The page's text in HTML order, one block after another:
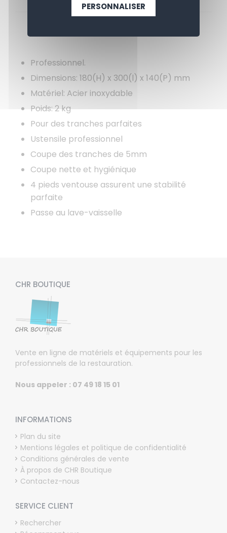
Professionnel.
Dimensions: 180(H) x 300(l) x 140(P) mm
Matériel: Acier inoxydable
Poids: 2 kg
Pour des tranches parfaites
Ustensile professionnel
Coupe des tranches de 5mm
Coupe nette et hygiénique
4 pieds ventouse assurent une stabilité
parfaite
Passe au lave-vaisselle
CHR BOUTIQUE
Vente en ligne de matériels et équipements pour les
professionnels de la restauration.
Nous appeler : 07 49 18 15 01
INFORMATIONS
Plan du site
Mentions légales et politique de confidentialité
Conditions générales de vente
À propos de CHR Boutique
Contactez-nous
SERVICE CLIENT
Rechercher
PERSONNALISER